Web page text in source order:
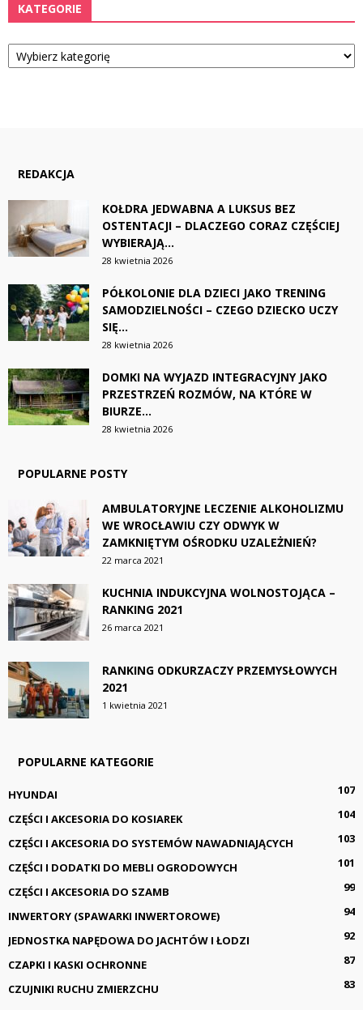
KATEGORIE
Kategorie
REDAKCJA
KOŁDRA JEDWABNA A LUKSUS BEZ
OSTENTACJI – DLACZEGO CORAZ CZĘŚCIEJ
WYBIERAJĄ...
28 kwietnia 2026
PÓŁKOLONIE DLA DZIECI JAKO TRENING
SAMODZIELNOŚCI – CZEGO DZIECKO UCZY
SIĘ...
28 kwietnia 2026
DOMKI NA WYJAZD INTEGRACYJNY JAKO
PRZESTRZEŃ ROZMÓW, NA KTÓRE W
BIURZE...
28 kwietnia 2026
POPULARNE POSTY
AMBULATORYJNE LECZENIE ALKOHOLIZMU
WE WROCŁAWIU CZY ODWYK W
ZAMKNIĘTYM OŚRODKU UZALEŻNIEŃ?
22 marca 2021
KUCHNIA INDUKCYJNA WOLNOSTOJĄCA –
RANKING 2021
26 marca 2021
RANKING ODKURZACZY PRZEMYSŁOWYCH
2021
1 kwietnia 2021
POPULARNE KATEGORIE
HYUNDAI
107
CZĘŚCI I AKCESORIA DO KOSIAREK
104
CZĘŚCI I AKCESORIA DO SYSTEMÓW NAWADNIAJĄCYCH
103
CZĘŚCI I DODATKI DO MEBLI OGRODOWYCH
101
CZĘŚCI I AKCESORIA DO SZAMB
99
INWERTORY (SPAWARKI INWERTOROWE)
94
JEDNOSTKA NAPĘDOWA DO JACHTÓW I ŁODZI
92
CZAPKI I KASKI OCHRONNE
87
CZUJNIKI RUCHU ZMIERZCHU
83